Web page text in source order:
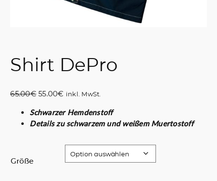
Shirt DePro
65.00€ U
s
p
55.00€A
t
u
inkl. MwSt.
Schwarzer Hemdenstoff
Details zu schwarzem und weißem Muertostoff
Größe